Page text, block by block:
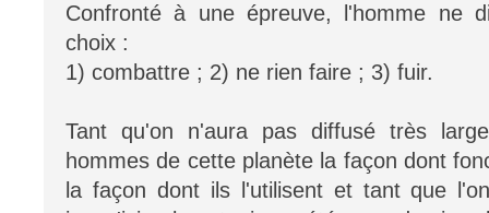
Confronté à une épreuve, l'homme ne
choix :
1) combattre ; 2) ne rien faire ; 3) fuir.
Tant qu'on n'aura pas diffusé très
hommes de cette planète la façon dont
la façon dont ils l'utilisent et tant que